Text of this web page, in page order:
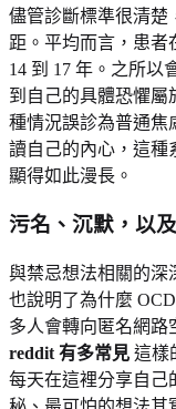
儘管診斷標準很清楚
距。平均而言，患者
14 到 17 年。之所以
到自己的具體恐懼屬
種情況誤診為普通焦
讀自己的內心，這種
顯得如此漫長。
污名、沉默，以
與禁忌想法相關的深
也說明了為什麼
多人會轉向匿名網路
reddit 有多常見 這樣
每天在這裡分享自己